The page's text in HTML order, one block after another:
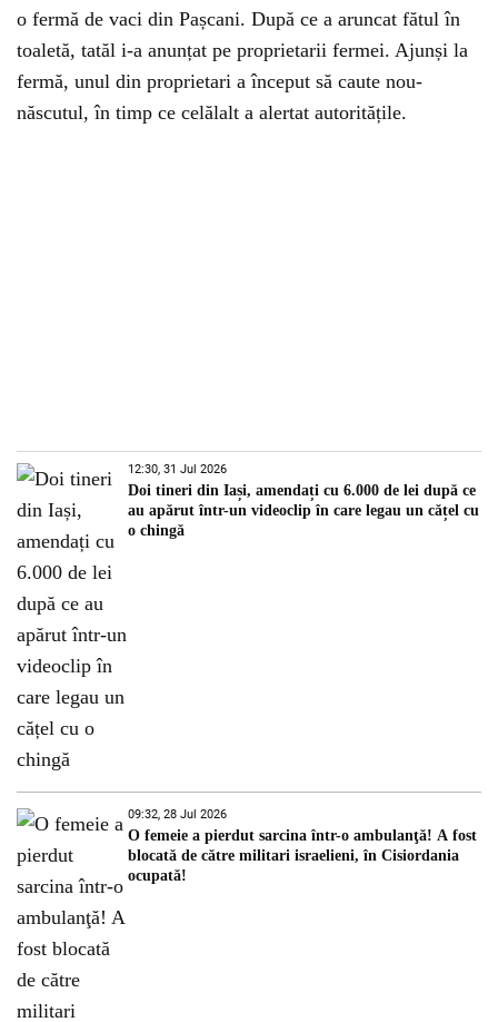
o fermă de vaci din Pașcani. După ce a aruncat fătul în
toaletă, tatăl i-a anunțat pe proprietarii fermei. Ajunși la
fermă, unul din proprietari a început să caute nou-
născutul, în timp ce celălalt a alertat autoritățile.
12:30, 31 Jul 2026
Doi tineri din Iași, amendați cu 6.000 de lei după ce
au apărut într-un videoclip în care legau un cățel cu
o chingă
09:32, 28 Jul 2026
O femeie a pierdut sarcina într-o ambulanţă! A fost
blocată de către militari israelieni, în Cisiordania
ocupată!